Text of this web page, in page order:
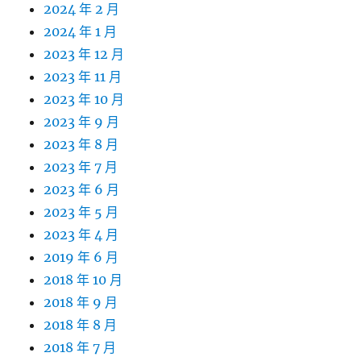
2024 年 2 月
2024 年 1 月
2023 年 12 月
2023 年 11 月
2023 年 10 月
2023 年 9 月
2023 年 8 月
2023 年 7 月
2023 年 6 月
2023 年 5 月
2023 年 4 月
2019 年 6 月
2018 年 10 月
2018 年 9 月
2018 年 8 月
2018 年 7 月